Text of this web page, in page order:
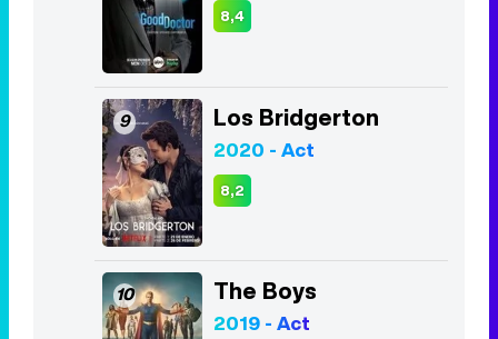
8,4
9 Los Bridgerton
2020 - Act
8,2
10 The Boys
2019 - Act